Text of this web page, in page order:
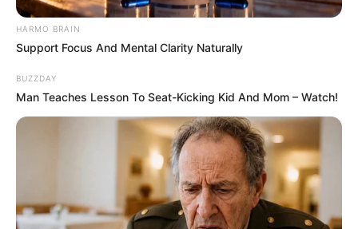
HARMO BRAIN
Support Focus And Mental Clarity Naturally
BUZZDAY
Man Teaches Lesson To Seat-Kicking Kid And Mom – Watch!